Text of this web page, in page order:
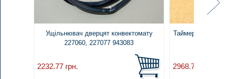
Ущільнювач дверцят конвектомату
227060, 227077 943083
2232.77 грн.
Таймер 30 хв.
2968.71